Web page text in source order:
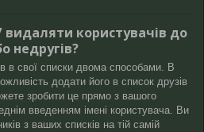
користувачів до
недругів?
в свої списки двома способами. В
додати його в список друзів
зробити це прямо з вашого
введенням імені користувача. Ви
з ваших списків на тій самій